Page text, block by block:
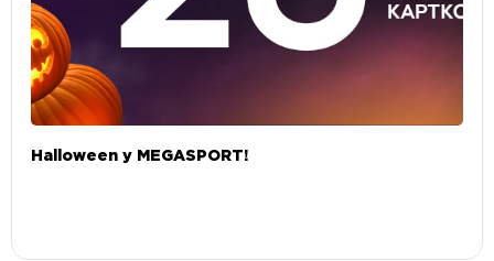
Halloween у MEGASPORT!